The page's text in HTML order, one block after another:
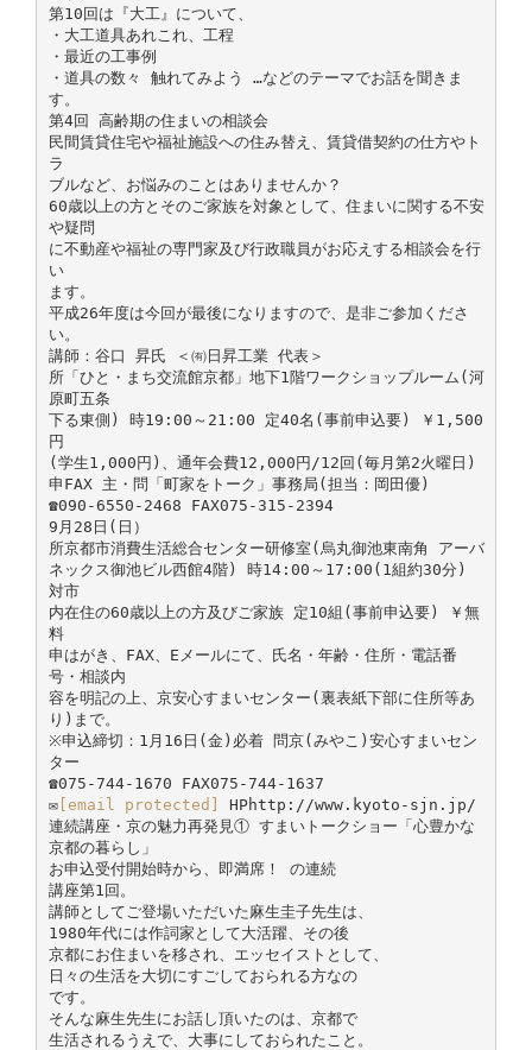
第10回は『大工』について、
・大工道具あれこれ、工程
・最近の工事例
・道具の数々 触れてみよう …などのテーマでお話を聞きま
す。
第4回 高齢期の住まいの相談会
民間賃貸住宅や福祉施設への住み替え、賃貸借契約の仕方やト
ラ
ブルなど、お悩みのことはありませんか？
60歳以上の方とそのご家族を対象として、住まいに関する不安
や疑問
に不動産や福祉の専門家及び行政職員がお応えする相談会を行
い
ます。
平成26年度は今回が最後になりますので、是非ご参加くださ
い。
講師：谷口 昇氏 ＜㈲日昇工業 代表＞
所「ひと・まち交流館京都」地下1階ワークショップルーム(河
原町五条
下る東側) 時19:00～21:00 定40名(事前申込要) ￥1,500
円
(学生1,000円)、通年会費12,000円/12回(毎月第2火曜日)
申FAX 主・問「町家をトーク」事務局(担当：岡田優)
☎090-6550-2468 FAX075-315-2394
9月28日(日）
所京都市消費生活総合センター研修室(烏丸御池東南角 アーバ
ネックス御池ビル西館4階) 時14:00～17:00(1組約30分)
対市
内在住の60歳以上の方及びご家族 定10組(事前申込要) ￥無
料
申はがき、FAX、Eメールにて、氏名・年齢・住所・電話番
号・相談内
容を明記の上、京安心すまいセンター(裏表紙下部に住所等あ
り)まで。
※申込締切：1月16日(金)必着 問京(みやこ)安心すまいセン
ター
☎075-744-1670 FAX075-744-1637
✉[email protected]
HPhttp://www.kyoto-sjn.jp/
連続講座・京の魅力再発見① すまいトークショー「心豊かな
京都の暮らし」
お申込受付開始時から、即満席！ の連続
講座第1回。
講師としてご登場いただいた麻生圭子先生は、
1980年代には作詞家として大活躍、その後
京都にお住まいを移され、エッセイストとして、
日々の生活を大切にすごしておられる方なの
です。
そんな麻生先生にお話し頂いたのは、京都で
生活されるうえで、大事にしておられたこと。